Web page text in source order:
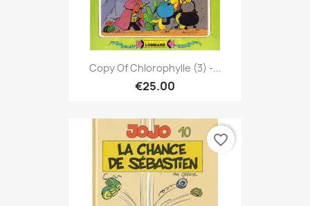
Copy Of Chlorophylle (3) -...
€25.00
favorite_border